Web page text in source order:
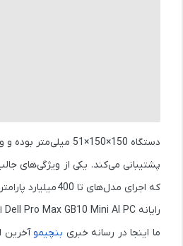
دستگاه 150×150×51 میلی‌متر بوده و
پشتیبانی می‌کند. یکی از ویژگی‌های
که اجرای مدل‌های تا 400 میلیارد پارامتر
رایانه Dell Pro Max GB10 Mini AI PC
ما اینجا در رسانه خبری بنچیمو آخرین